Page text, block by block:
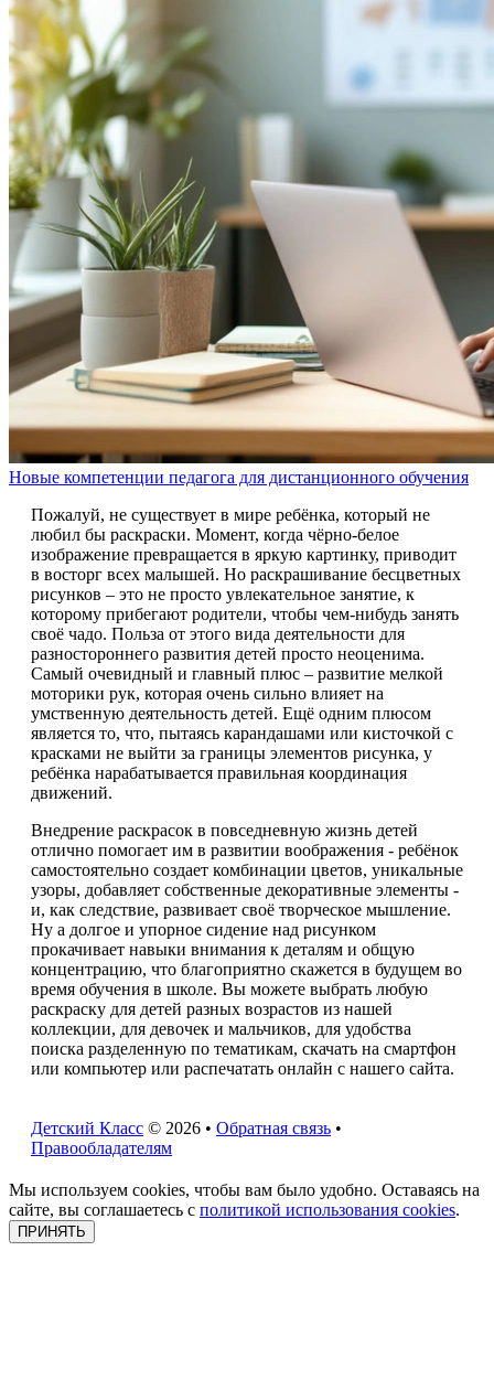
Новые компетенции педагога для дистанционного обучения
Пожалуй, не существует в мире ребёнка, который не
любил бы раскраски. Момент, когда чёрно-белое
изображение превращается в яркую картинку, приводит
в восторг всех малышей. Но раскрашивание бесцветных
рисунков – это не просто увлекательное занятие, к
которому прибегают родители, чтобы чем-нибудь занять
своё чадо. Польза от этого вида деятельности для
разностороннего развития детей просто неоценима.
Самый очевидный и главный плюс – развитие мелкой
моторики рук, которая очень сильно влияет на
умственную деятельность детей. Ещё одним плюсом
является то, что, пытаясь карандашами или кисточкой с
красками не выйти за границы элементов рисунка, у
ребёнка нарабатывается правильная координация
движений.
Внедрение раскрасок в повседневную жизнь детей
отлично помогает им в развитии воображения - ребёнок
самостоятельно создает комбинации цветов, уникальные
узоры, добавляет собственные декоративные элементы -
и, как следствие, развивает своё творческое мышление.
Ну а долгое и упорное сидение над рисунком
прокачивает навыки внимания к деталям и общую
концентрацию, что благоприятно скажется в будущем во
время обучения в школе. Вы можете выбрать любую
раскраску для детей разных возрастов из нашей
коллекции, для девочек и мальчиков, для удобства
поиска разделенную по тематикам, скачать на смартфон
или компьютер или распечатать онлайн с нашего сайта.
Детский Класс © 2026 • Обратная связь •
Правообладателям
Мы используем cookies, чтобы вам было удобно. Оставаясь на
сайте, вы соглашаетесь с политикой использования cookies.
ПРИНЯТЬ